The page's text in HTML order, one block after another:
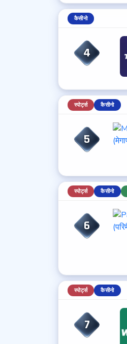
कैसीनो
4
स्पोर्ट्स कैसीनो
5
स्पोर्ट्स कैसीनो
6
स्पोर्ट्स कैसीनो
7